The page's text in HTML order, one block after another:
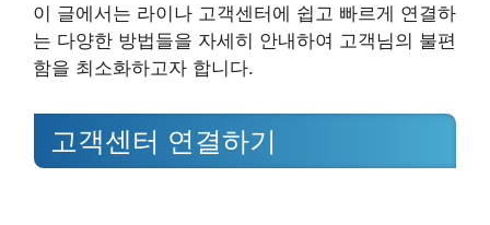
이 글에서는 라이나 고객센터에 쉽고 빠르게 연결하
는 다양한 방법들을 자세히 안내하여 고객님의 불편
함을 최소화하고자 합니다.
고객센터 연결하기